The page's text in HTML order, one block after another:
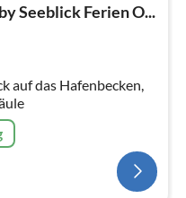
Seeblick Ferien O...
auf das Hafenbecken,